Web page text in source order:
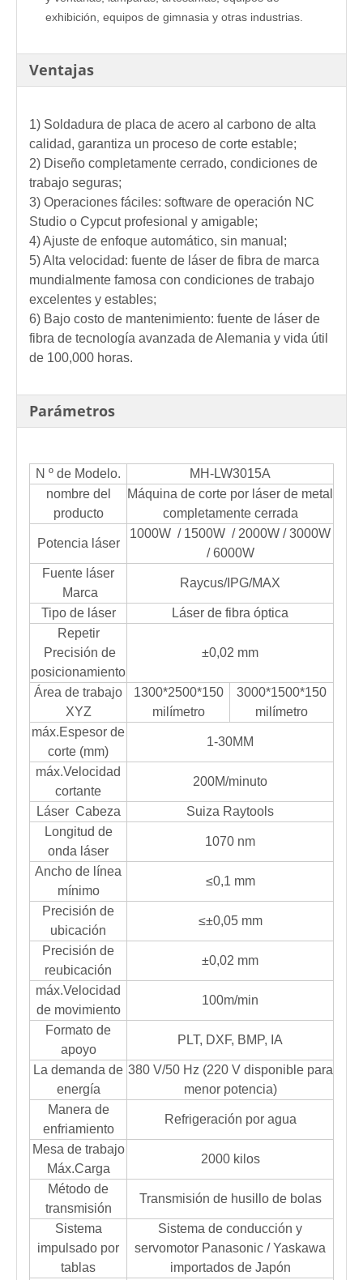
exhibición, equipos de gimnasia y otras industrias.
Ventajas
1) Soldadura de placa de acero al carbono de alta
calidad, garantiza un proceso de corte estable;
2) Diseño completamente cerrado, condiciones de
trabajo seguras;
3) Operaciones fáciles: software de operación NC
Studio o Cypcut profesional y amigable;
4) Ajuste de enfoque automático, sin manual;
5) Alta velocidad: fuente de láser de fibra de marca
mundialmente famosa con condiciones de trabajo
excelentes y estables;
6) Bajo costo de mantenimiento: fuente de láser de
fibra de tecnología avanzada de Alemania y vida útil
de 100,000 horas.
Parámetros
N º de Modelo.
MH-LW3015A
nombre del
producto
Máquina de corte por láser de metal
completamente cerrada
Potencia láser
1000W / 1500W / 2000W / 3000W
/ 6000W
Fuente láser
Marca
Raycus/IPG/MAX
Tipo de láser
Láser de fibra óptica
Repetir
Precisión de
posicionamiento
±0,02 mm
Área de trabajo
XYZ
1300*2500*150
milímetro
3000*1500*150
milímetro
máx.Espesor de
corte (mm)
1-30MM
máx.Velocidad
cortante
200M/minuto
Láser Cabeza
Suiza Raytools
Longitud de
onda láser
1070 nm
Ancho de línea
mínimo
≤0,1 mm
Precisión de
ubicación
≤±0,05 mm
Precisión de
reubicación
±0,02 mm
máx.Velocidad
de movimiento
100m/min
Formato de
apoyo
PLT, DXF, BMP, IA
La demanda de
energía
380 V/50 Hz (220 V disponible para
menor potencia)
Manera de
enfriamiento
Refrigeración por agua
Mesa de trabajo
Máx.Carga
2000 kilos
Método de
transmisión
Transmisión de husillo de bolas
Sistema
impulsado por
tablas
Sistema de conducción y
servomotor Panasonic / Yaskawa
importados de Japón